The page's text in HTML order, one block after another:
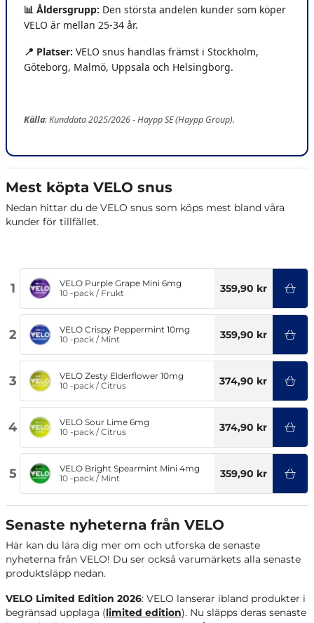
📊 Åldersgrupp: Den största andelen kunder som köper
VELO är mellan 25-34 år.
📍 Platser: VELO snus handlas främst i Stockholm,
Göteborg, Malmö, Uppsala och Helsingborg.
Källa: Kunddata 2025/2026 - Haypp SE (Haypp Group).
Mest köpta VELO snus
Nedan hittar du de VELO snus som köps mest bland våra
kunder för tillfället.
1
VELO Purple Grape Mini 6mg
10 -pack / Frukt 359,90 kr
2
VELO Crispy Peppermint 10mg
10 -pack / Mint 359,90 kr
3
VELO Zesty Elderflower 10mg
10 -pack /Citrus 374,90 kr
4
VELO Sour Lime 6mg
10 -pack /Citrus 374,90 kr
5
VELO Bright Spearmint Mini 4mg
10 -pack / Mint 359,90 kr
Senaste nyheterna från VELO
Här kan du lära dig mer om och utforska de senaste
nyheterna från VELO! Du ser också varumärkets alla senaste
produktsläpp nedan.
VELO Limited Edition 2026: VELO lanserar ibland produkter i
begränsad upplaga (limited edition). Nu släpps deras senaste